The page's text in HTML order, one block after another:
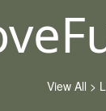
View All >